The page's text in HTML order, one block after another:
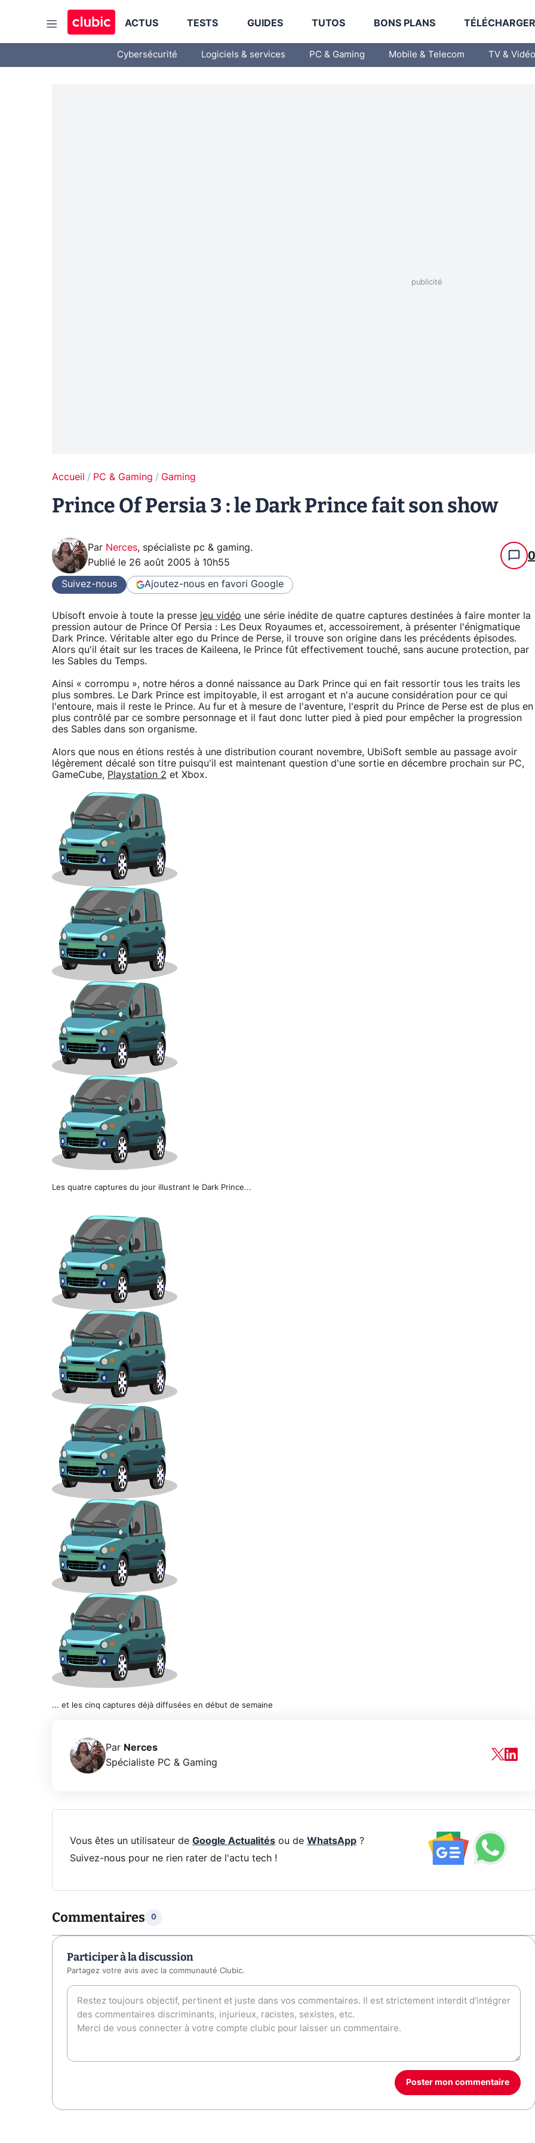
ACTUS TESTS GUIDES TUTOS BONS PLANS
Cybersécurité Logiciels & services PC & Gaming Mobile & Telecom TV & Vidéo
Accueil PC & Gaming Gaming
Prince Of Persia 3 : le Dark Prince fait son show
Par Nerces, spécialiste pc & gaming.
Publié le 26 août 2005 à 10h55 0
Suivez-nous Ajoutez-nous en favori Google
Ubisoft envoie à toute la presse jeu vidéo une série inédite de quatre captures destinées à faire monter la
pression autour de Prince Of Persia : Les Deux Royaumes et, accessoirement, à présenter l'énigmatique
Dark Prince. Véritable alter ego du Prince de Perse, il trouve son origine dans les précédents épisodes.
Alors qu'il était sur les traces de Kaileena, le Prince fût effectivement touché, sans aucune protection, par
les Sables du Temps.
Ainsi « corrompu », notre héros a donné naissance au Dark Prince qui en fait ressortir tous les traits les
plus sombres. Le Dark Prince est impitoyable, il est arrogant et n'a aucune considération pour ce qui
l'entoure, mais il reste le Prince. Au fur et à mesure de l'aventure, l'esprit du Prince de Perse est de plus en
plus contrôlé par ce sombre personnage et il faut donc lutter pied à pied pour empêcher la progression
des Sables dans son organisme.
Alors que nous en étions restés à une distribution courant novembre, UbiSoft semble au passage avoir
légèrement décalé son titre puisqu'il est maintenant question d'une sortie en décembre prochain sur PC,
GameCube, Playstation 2 et Xbox.
Les quatre captures du jour illustrant le Dark Prince...
... et les cinq captures déjà diffusées en début de semaine
Par Nerces
Spécialiste PC & Gaming
Vous êtes un utilisateur de Google Actualitésou de WhatsApp?
Suivez-nous pour ne rien rater de l'actu tech !
Commentaires 0
Participer à la discussion
Partagez votre avis avec la communauté Clubic.
Poster mon commentaire